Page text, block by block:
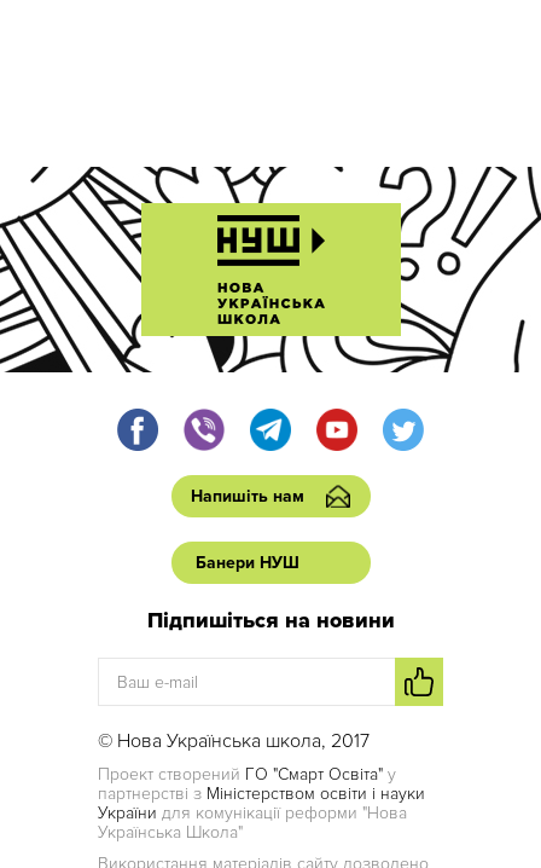
Напишіть нам
Банери НУШ
Підпишіться на новини
© Нова Українська школа, 2017
Проект створений ГО "Смарт Освіта" у
партнерстві з Міністерством освіти і науки
України для комунікації реформи "Нова
Українська Школа"